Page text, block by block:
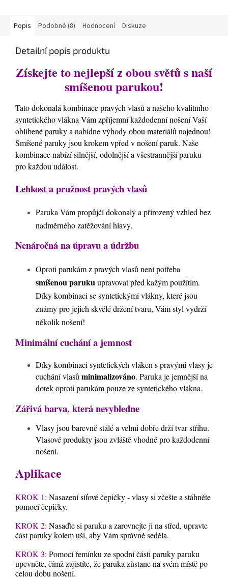
Popis Podobné (8) Hodnocení Diskuze
Detailní popis produktu
Získejte to nejlepší z obou světů s naší
smíšenou parukou!
Tato dokonalá kombinace pravých vlasů a našeho kvalitního
syntetického vlákna Vám zpříjemní každodenní nošení Vaší
oblíbené paruky a nabídne výhody obou materiálů najednou!
Smíšené paruky jsou krokem vpřed v nošení paruk. Naše
kombinace nabízí silnější, odolnější a všestrannější paruku
pro každou událost.
Lehkost a pružnost pravých vlasů
Paruka Vám propůjčí dokonalý a přirozený vzhled bez
nadměrného zatěžování hlavy.
Nenáročná na úpravu a údržbu
Oproti parukám z pravých vlasů není potřeba
smíšenou paruku upravovat před kažým použítím.
Díky kombinaci se syntetickými vlákny, které jsou
známy pro jejich skvělé držení tvaru, Vám styl vydrží
několik nošení!
Minimální cuchání a jemnost
Díky kombinaci syntetických vláken s pravými vlasy je
cuchání vlasů minimalizováno. Paruka je jemnější na
dotek oproti parukám pouze ze syntetického vlákna.
Zářivá barva, která nevybledne
Vlasy jsou barevně stálé a velmi dobře drží tvar střihu.
Vlasové produkty jsou zvláště vhodné pro každodenní
nošení.
Aplikace
KROK 1: Nasazení síťové čepičky - vlasy si zčešte a stáhněte
pomocí čepičky.
KROK 2: Nasaďte si paruku a zarovnejte ji na střed, upravte
část paruky kolem uší, aby Vám správně seděla.
KROK 3: Pomocí řemínku ze spodní části paruky paruku
upevněte, čímž zajistíte, že paruka zůstane na svém místě po
celou dobu nošení.